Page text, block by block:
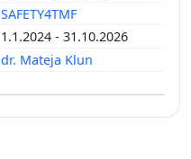
SAFETY4TMF
1.1.2024 - 31.10.2026
dr. Mateja Klun